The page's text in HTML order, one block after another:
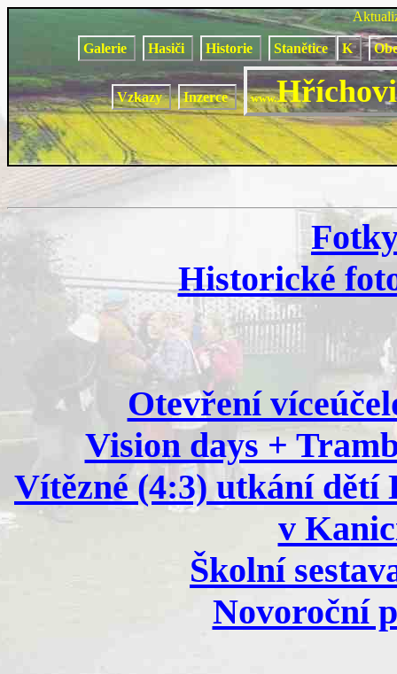
Galerie Hasiči Historie Stanětice K
Vzkazy Inzerce www.
Historické
Otevření
Vision days +
Vítězné (4:3) utkání dětí
v
Školní
Novoroční